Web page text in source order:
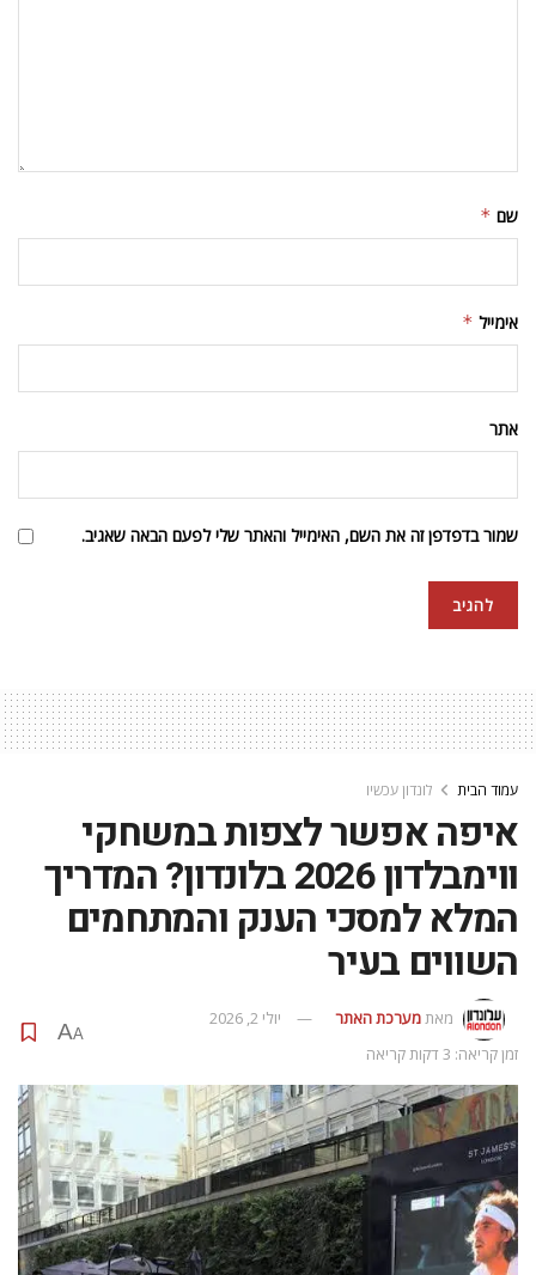
שם *
אימייל *
אתר
שמור בדפדפן זה את השם, האימייל והאתר שלי לפעם הבאה שאגיב.
עמוד הבית לונדון עכשיו
איפה אפשר לצפות במשחקי
ווימבלדון 2026 בלונדון? המדריך
המלא למסכי הענק והמתחמים
השווים בעיר
מאתמערכת האתר
יולי 2, 2026
זמן קריאה: 3 דקות קריאה
A
A